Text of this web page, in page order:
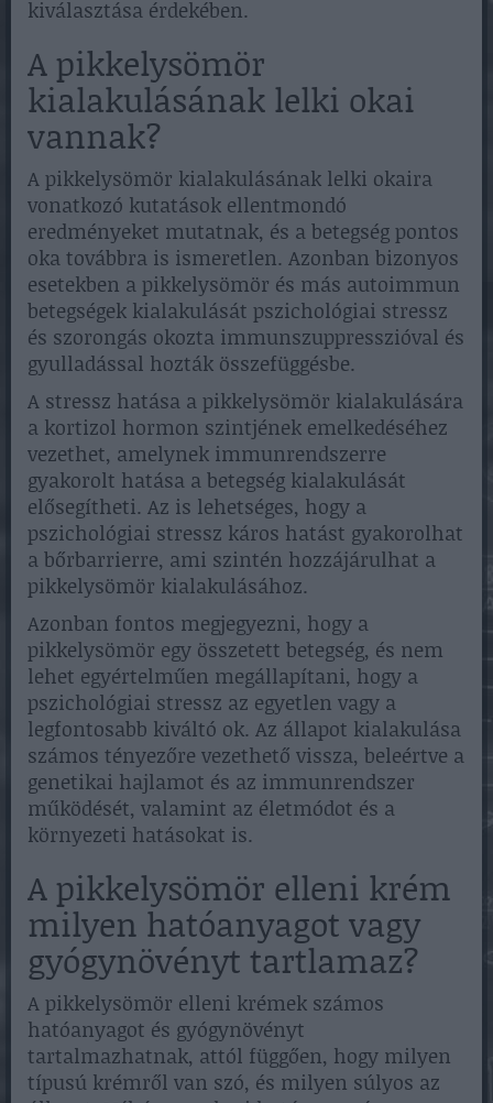
kiválasztása érdekében.
A pikkelysömör
kialakulásának lelki okai
vannak?
A pikkelysömör kialakulásának lelki okaira
vonatkozó kutatások ellentmondó
eredményeket mutatnak, és a betegség pontos
oka továbbra is ismeretlen. Azonban bizonyos
esetekben a pikkelysömör és más autoimmun
betegségek kialakulását pszichológiai stressz
és szorongás okozta immunszuppresszióval és
gyulladással hozták összefüggésbe.
A stressz hatása a pikkelysömör kialakulására
a kortizol hormon szintjének emelkedéséhez
vezethet, amelynek immunrendszerre
gyakorolt hatása a betegség kialakulását
elősegítheti. Az is lehetséges, hogy a
pszichológiai stressz káros hatást gyakorolhat
a bőrbarrierre, ami szintén hozzájárulhat a
pikkelysömör kialakulásához.
Azonban fontos megjegyezni, hogy a
pikkelysömör egy összetett betegség, és nem
lehet egyértelműen megállapítani, hogy a
pszichológiai stressz az egyetlen vagy a
legfontosabb kiváltó ok. Az állapot kialakulása
számos tényezőre vezethető vissza, beleértve a
genetikai hajlamot és az immunrendszer
működését, valamint az életmódot és a
környezeti hatásokat is.
A pikkelysömör elleni krém
milyen hatóanyagot vagy
gyógynövényt tartlamaz?
A pikkelysömör elleni krémek számos
hatóanyagot és gyógynövényt
tartalmazhatnak, attól függően, hogy milyen
típusú krémről van szó, és milyen súlyos az